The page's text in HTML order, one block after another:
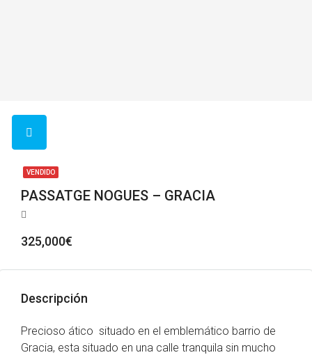
VENDIDO
PASSATGE NOGUES – GRACIA
325,000€
Descripción
Precioso ático situado en el emblemático barrio de
Gracia, esta situado en una calle tranquila sin mucho